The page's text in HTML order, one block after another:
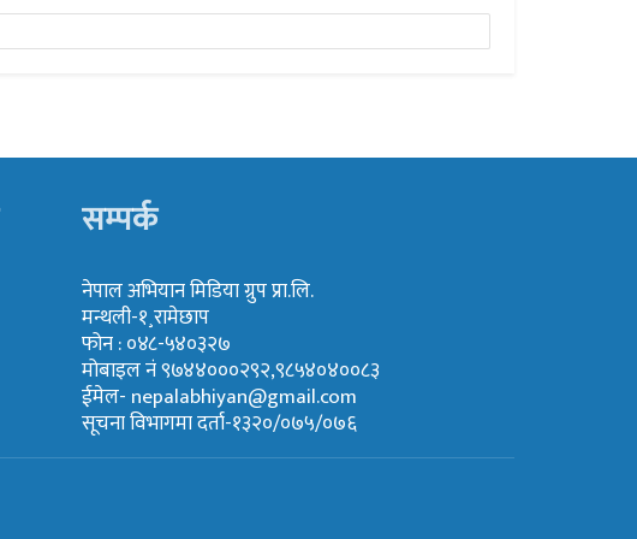
सम्पर्क
नेपाल अभियान मिडिया ग्रुप प्रा.लि.
मन्थली-१¸रामेछाप
फोन : ०४८-५४०३२७
मोबाइल नं ९७४४०००२९२,९८५४०४००८३
ईमेल- nepalabhiyan@gmail.com
सूचना विभागमा दर्ता-१३२०/०७५/०७६